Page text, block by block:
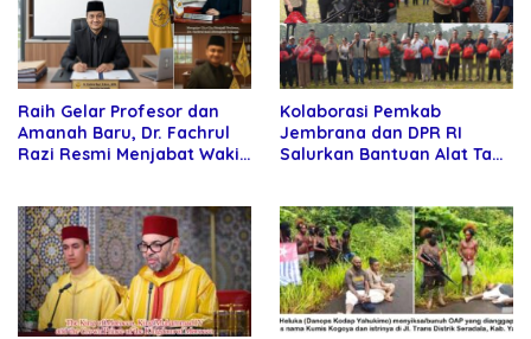
Raih Gelar Profesor dan
Amanah Baru, Dr. Fachrul
Razi Resmi Menjabat Wakil
Kolaborasi Pemkab
Jembrana dan DPR RI
Salurkan Bantuan Alat Tani